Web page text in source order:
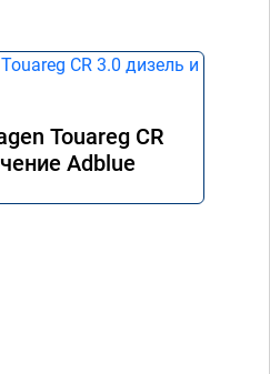
Touareg CR
Adblue